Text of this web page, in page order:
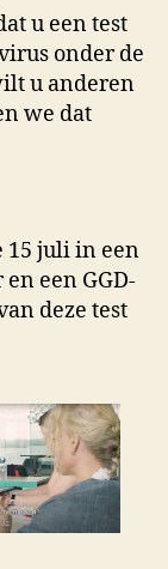
u een test
onder de
u anderen
we dat
15 juli in een
een GGD-
deze test